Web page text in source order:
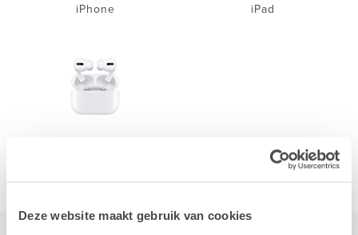
Deze website maakt gebruik van cookies
iPhone iPad